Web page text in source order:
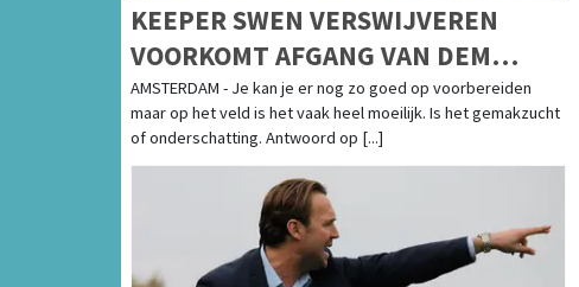
KEEPER SWEN VERSWIJVEREN
VOORKOMT AFGANG VAN DEM
TEGEN JOS WATERGRAAFSMEER 2
AMSTERDAM - Je kan je er nog zo goed op voorbereiden
maar op het veld is het vaak heel moeilijk. Is het gemakzucht
of onderschatting. Antwoord op [...]